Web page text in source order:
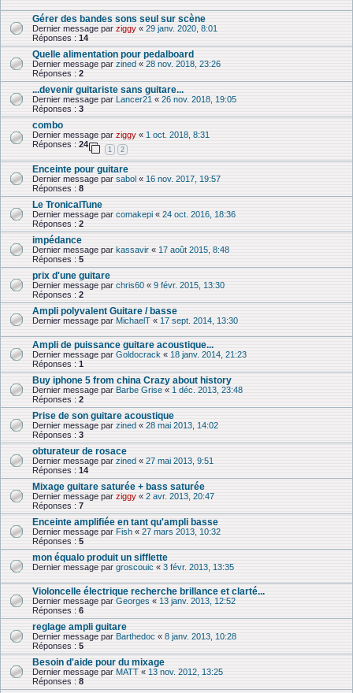
Gérer des bandes sons seul sur scène
Dernier message par ziggy « 29 janv. 2020, 8:01
Réponses : 14
Quelle alimentation pour pedalboard
Dernier message par zined « 28 nov. 2018, 23:26
Réponses : 2
...devenir guitariste sans guitare...
Dernier message par Lancer21 « 26 nov. 2018, 19:05
Réponses : 3
combo
Dernier message par ziggy « 1 oct. 2018, 8:31
Réponses : 24
1 2
Enceinte pour guitare
Dernier message par sabol « 16 nov. 2017, 19:57
Réponses : 8
Le TronicalTune
Dernier message par comakepi « 24 oct. 2016, 18:36
Réponses : 2
impédance
Dernier message par kassavir « 17 août 2015, 8:48
Réponses : 5
prix d'une guitare
Dernier message par chris60 « 9 févr. 2015, 13:30
Réponses : 2
Ampli polyvalent Guitare / basse
Dernier message par MichaelT « 17 sept. 2014, 13:30
Ampli de puissance guitare acoustique...
Dernier message par Goldocrack « 18 janv. 2014, 21:23
Réponses : 1
Buy iphone 5 from china Crazy about history
Dernier message par Barbe Grise « 1 déc. 2013, 23:48
Réponses : 2
Prise de son guitare acoustique
Dernier message par zined « 28 mai 2013, 14:02
Réponses : 3
obturateur de rosace
Dernier message par zined « 27 mai 2013, 9:51
Réponses : 14
Mixage guitare saturée + bass saturée
Dernier message par ziggy « 2 avr. 2013, 20:47
Réponses : 7
Enceinte amplifiée en tant qu'ampli basse
Dernier message par Fish « 27 mars 2013, 10:32
Réponses : 5
mon équalo produit un sifflette
Dernier message par groscouic « 3 févr. 2013, 13:35
Violoncelle électrique recherche brillance et clarté...
Dernier message par Georges « 13 janv. 2013, 12:52
Réponses : 6
reglage ampli guitare
Dernier message par Barthedoc « 8 janv. 2013, 10:28
Réponses : 5
Besoin d'aide pour du mixage
Dernier message par MATT « 13 nov. 2012, 13:25
Réponses : 8